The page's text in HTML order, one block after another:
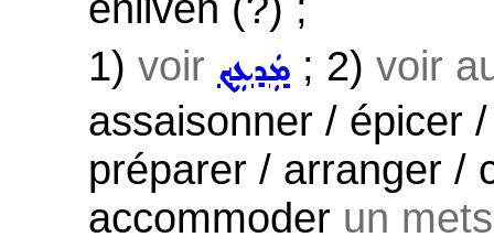
1) voir ܡܲܕܥܸܟ݂ ; 2) voir
assaisonner / épicer
préparer / arranger /
accommoder un mets